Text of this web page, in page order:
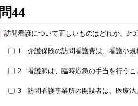
問44
訪問看護について正しいものはどれか。3
1 介護保険の訪問看護費は、看護小
2 看護師は、臨時応急の手当を行う
3 訪問看護事業所の開設者は、医療